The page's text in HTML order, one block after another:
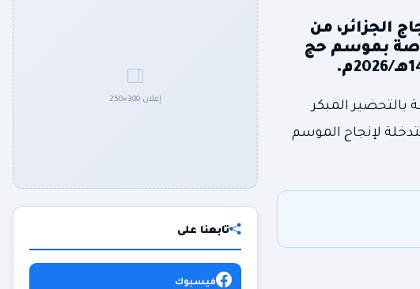
الجزائر، من
بموسم حج
بالتحضير المبكر
لإنجاح الموسم
إعلان 300×250
تابعنا على
فيسبوك